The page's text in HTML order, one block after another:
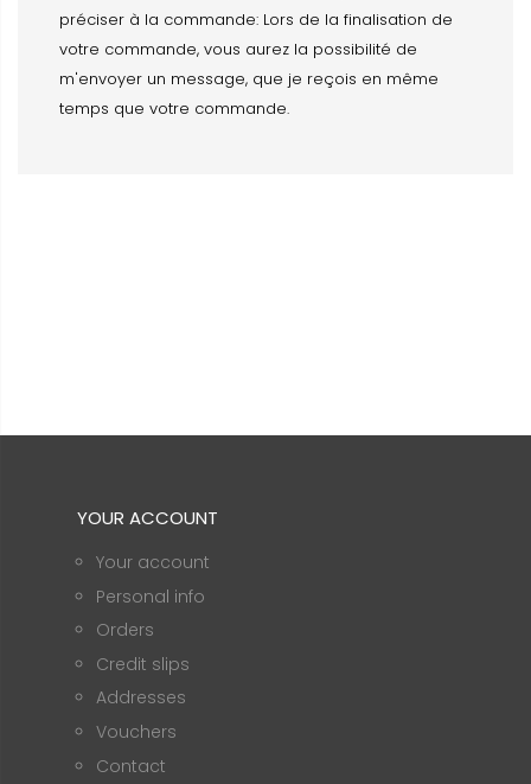
préciser à la commande: Lors de la finalisation de
votre commande, vous aurez la possibilité de
m'envoyer un message, que je reçois en même
temps que votre commande.
YOUR ACCOUNT
Your account
Personal info
Orders
Credit slips
Addresses
Vouchers
Contact